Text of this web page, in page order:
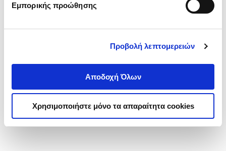
Εμπορικής προώθησης
Προβολή λεπτομερειών
Αποδοχή Όλων
Χρησιμοποιήστε μόνο τα απαραίτητα cookies